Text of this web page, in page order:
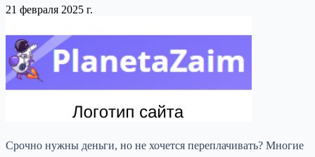
21 февраля 2025 г.
Срочно нужны деньги, но не хочется переплачивать? Многие